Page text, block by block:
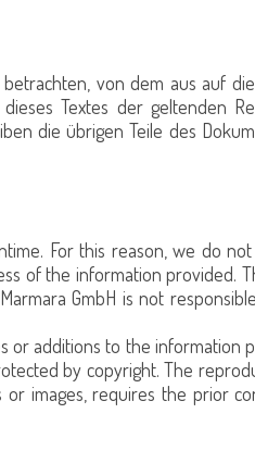
von dem aus auf
Textes der geltenden
die übrigen Teile des
For this reason, we do not
of the information provided.
GmbH is not
or additions to the information
by copyright. The
images, requires the prior